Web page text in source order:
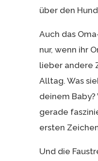
über den
Auch das
nur, wenn ihr
lieber andere
Alltag. Was
deinem
gerade
ersten
Und die